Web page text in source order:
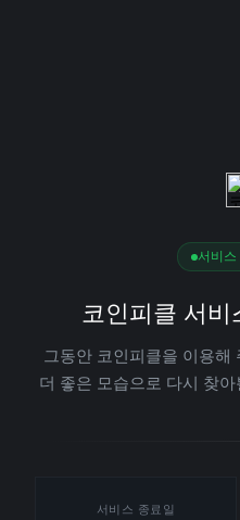
서비스
코인피클 서비
그동안 코인피클을 이용해
더 좋은 모습으로 다시 찾
서비스 종료일